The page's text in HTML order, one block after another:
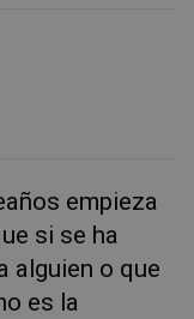
empieza
si se ha
alguien o que
es la